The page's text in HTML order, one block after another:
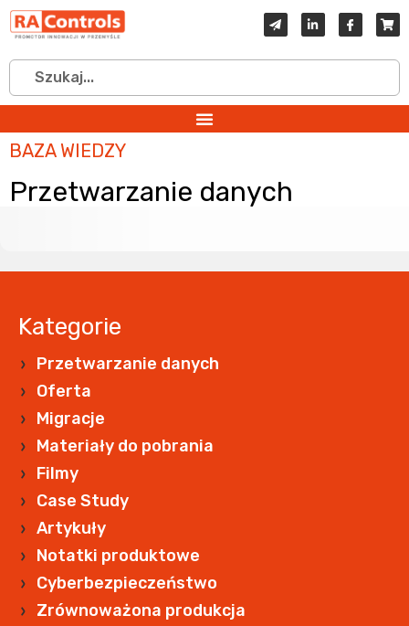
BAZA WIEDZY
Przetwarzanie danych
Kategorie
Przetwarzanie danych
Oferta
Migracje
Materiały do pobrania
Filmy
Case Study
Artykuły
Notatki produktowe
Cyberbezpieczeństwo
Zrównoważona produkcja